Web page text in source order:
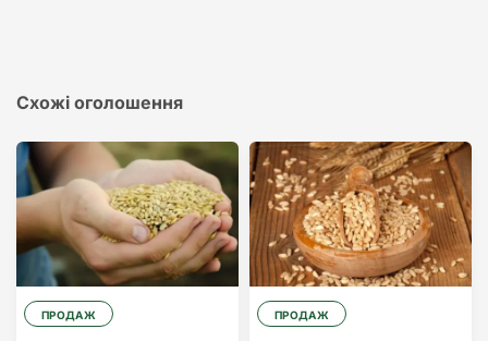
Схожі оголошення
ПРОДАЖ ПРОДАЖ